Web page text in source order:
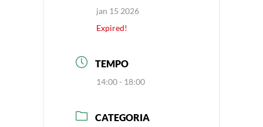
jan 15 2026
Expired!
TEMPO
14:00 - 18:00
CATEGORIA